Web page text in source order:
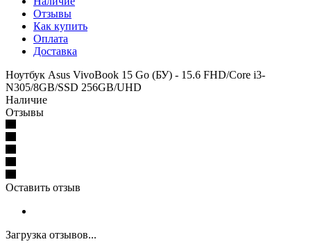
Отзывы
Как купить
Оплата
Доставка
Ноутбук Asus VivoBook 15 Go (БУ) - 15.6 FHD/Core i3-
N305/8GB/SSD 256GB/UHD
Наличие
Отзывы
Оставить отзыв
Загрузка отзывов...